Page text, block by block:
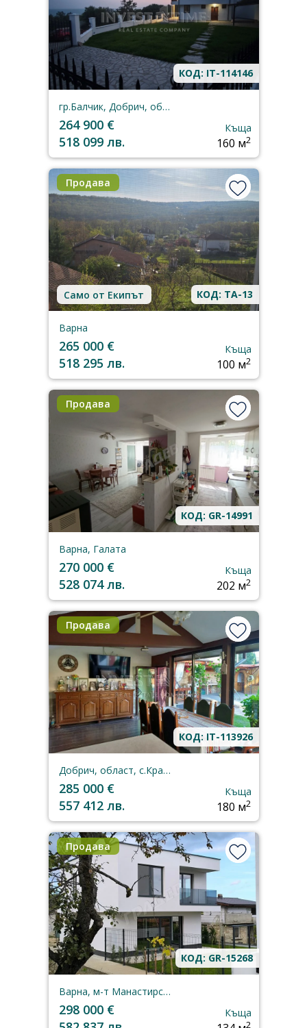
КОД: IT-114146
гр.Балчик, Добрич, област
264 900 €
518 099 лв.
Къща
160 м2
Продава
Само от Екипът КОД: TA-13
Варна
265 000 €
518 295 лв.
Къща
100 м2
Продава
КОД: GR-14991
Варна, Галата
270 000 €
528 074 лв.
Къща
202 м2
Продава
КОД: IT-113926
Добрич, област, с.Кранево
285 000 €
557 412 лв.
Къща
180 м2
Продава
КОД: GR-15268
Варна, м-т Манастирски рид
298 000 €
Къща
2